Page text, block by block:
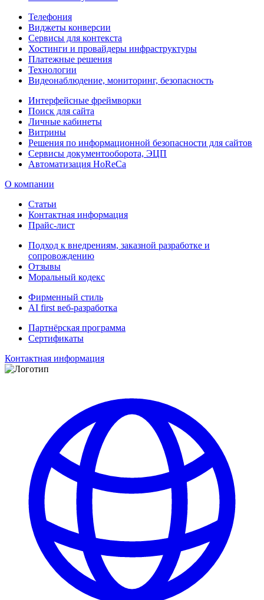
Телефония
Виджеты конверсии
Сервисы для контекста
Хостинги и провайдеры инфраструктуры
Платежные решения
Технологии
Видеонаблюдение, мониторинг, безопасность
Интерфейсные фреймворки
Поиск для сайта
Личные кабинеты
Витрины
Решения по информационной безопасности для сайтов
Сервисы документооборота, ЭЦП
Автоматизация HoReCa
О компании
Статьи
Контактная информация
Прайс-лист
Подход к внедрениям, заказной разработке и
сопровождению
Отзывы
Моральный кодекс
Фирменный стиль
AI first веб-разработка
Партнёрская программа
Сертификаты
Контактная информация